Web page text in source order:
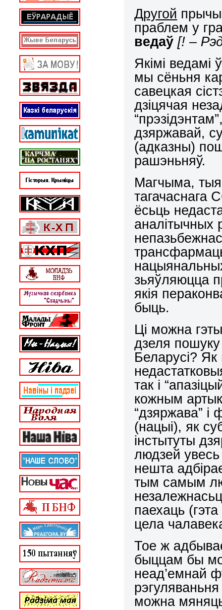
Другой
праблем у
ведаў[! –
Якімі ведамі
мы сёньня
савецкая
дзіцячая
дзяржавай,
(адказны)
рашэньняў.
Магчыма,
тагачаснага
ёсьць
аналітычных
зьяўляюцца
якія
быць.
Ці можна
дзеля
Беларусі?
так і
кожным
“дзяржава”
(нацыі), як
інстытуты
людзей увесь
нешта
тым самым
паехаць (гэта
цела
Тое ж
быццам бы
неад’емнай
можна